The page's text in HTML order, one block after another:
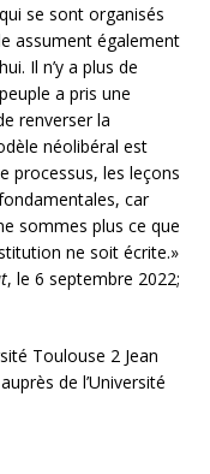
se sont organisés
assument également
Il n’y a plus de
a pris une
renverser la
néolibéral est
processus, les leçons
car
sommes plus ce que
ne soit écrite.»
, le 6 septembre 2022;
Toulouse 2 Jean
de l’Université